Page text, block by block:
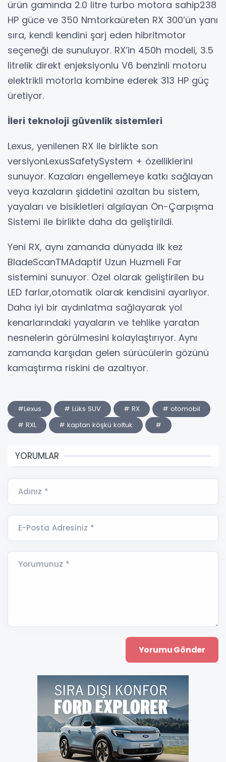
ürün gamında 2.0 litre turbo motora sahip238
HP güce ve 350 Nmtorkaüreten RX 300’ün yanı
sıra, kendi kendini şarj eden hibritmotor
seçeneği de sunuluyor. RX’in 450h modeli, 3.5
litrelik direkt enjeksiyonlu V6 benzinli motoru
elektrikli motorla kombine ederek 313 HP güç
üretiyor.
İleri teknoloji güvenlik sistemleri
Lexus, yenilenen RX ile birlikte son
versiyonLexusSafetySystem + özelliklerini
sunuyor. Kazaları engellemeye katkı sağlayan
veya kazaların şiddetini azaltan bu sistem,
yayaları ve bisikletleri algılayan Ön-Çarpışma
Sistemi ile birlikte daha da geliştirildi.
Yeni RX, aynı zamanda dünyada ilk kez
BladeScanTMAdaptif Uzun Huzmeli Far
sistemini sunuyor. Özel olarak geliştirilen bu
LED farlar,otomatik olarak kendisini ayarlıyor.
Daha iyi bir aydınlatma sağlayarak yol
kenarlarındaki yayaların ve tehlike yaratan
nesnelerin görülmesini kolaylaştırıyor. Aynı
zamanda karşıdan gelen sürücülerin gözünü
kamaştırma riskini de azaltıyor.
#Lexus # Lüks SUV # RX
# otomobil
# RXL
# kaptan köşkü koltuk #
YORUMLAR
Adınız *
E-Posta Adresiniz *
Yorumunuz *